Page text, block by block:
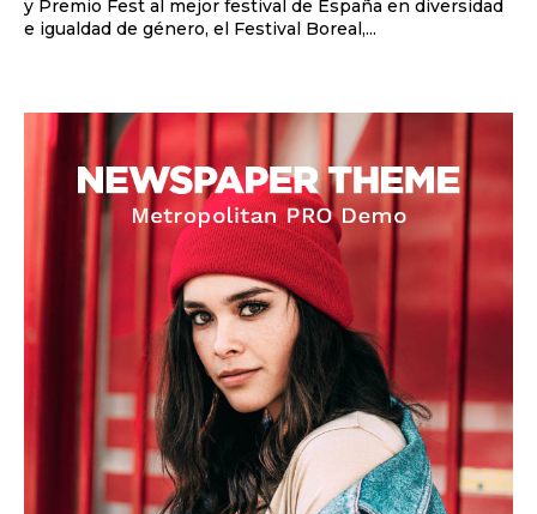
y Premio Fest al mejor festival de España en diversidad
e igualdad de género, el Festival Boreal,...